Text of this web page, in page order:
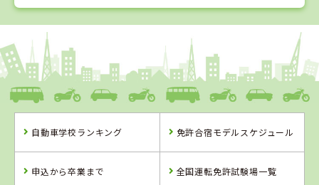
1
島根県
浜乃木ドライビングスクール
ングスクール
習所
自動車学校ランキング 免許合宿モデルスケジュール
申込から卒業まで 全国運転免許試験場一覧